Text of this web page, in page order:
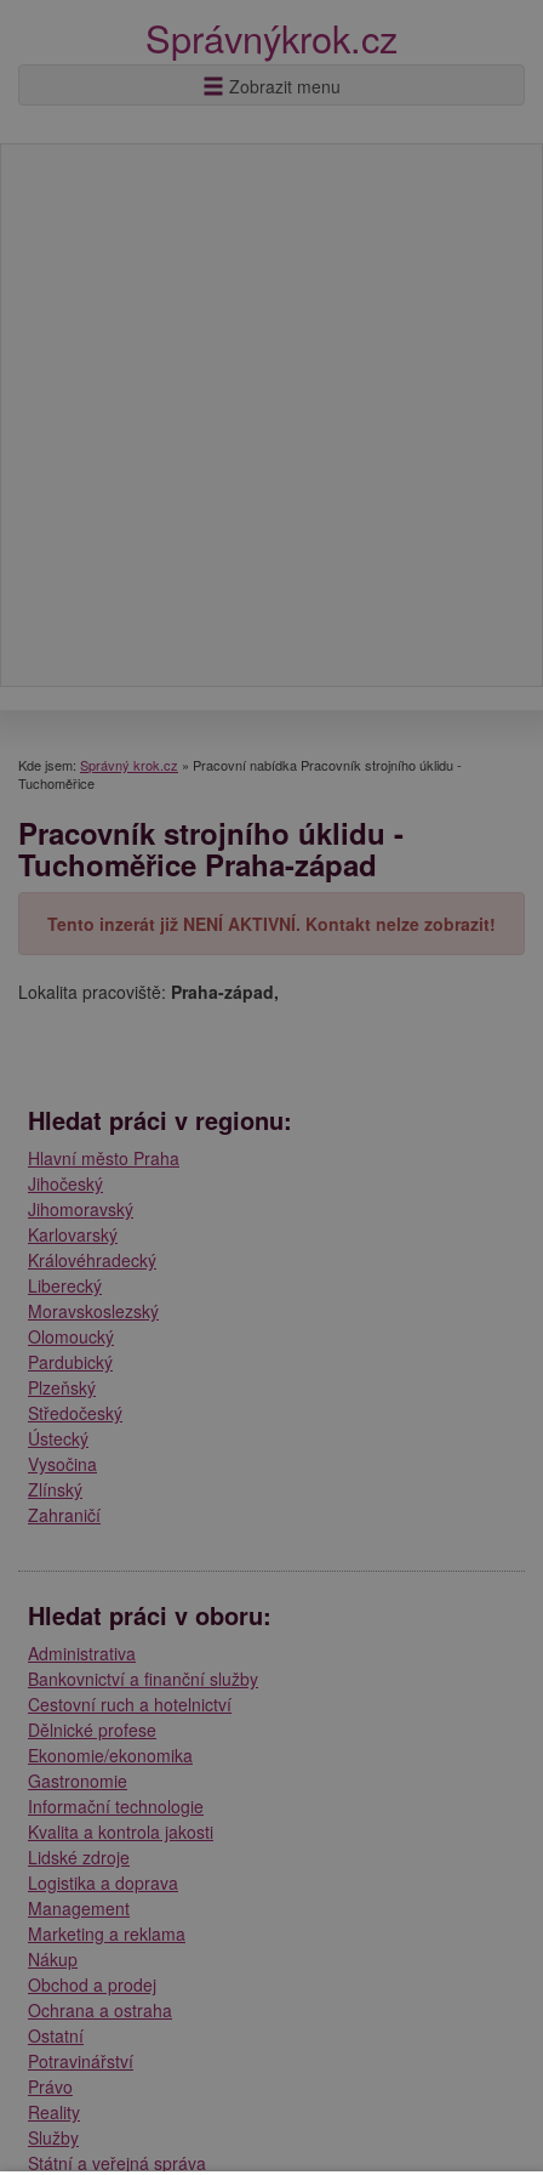
Správnýkrok.cz
Zobrazit menu
Kde jsem: Správný krok.cz » Pracovní nabídka Pracovník strojního úklidu -
Tuchoměřice
Pracovník strojního úklidu -
Tuchoměřice Praha-západ
Tento inzerát již NENÍ AKTIVNÍ. Kontakt nelze zobrazit!
Lokalita pracoviště: Praha-západ,
Hledat práci v regionu:
Hlavní město Praha
Jihočeský
Jihomoravský
Karlovarský
Královéhradecký
Liberecký
Moravskoslezský
Olomoucký
Pardubický
Plzeňský
Středočeský
Ústecký
Vysočina
Zlínský
Zahraničí
Hledat práci v oboru:
Administrativa
Bankovnictví a finanční služby
Cestovní ruch a hotelnictví
Dělnické profese
Ekonomie/ekonomika
Gastronomie
Informační technologie
Kvalita a kontrola jakosti
Lidské zdroje
Logistika a doprava
Management
Marketing a reklama
Nákup
Obchod a prodej
Ochrana a ostraha
Ostatní
Potravinářství
Právo
Reality
Služby
Státní a veřejná správa